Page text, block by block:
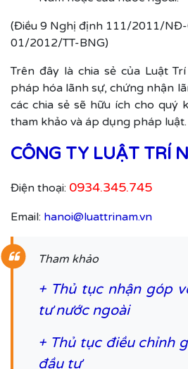
(Điều 9 Nghị định 111/2011/NĐ-
01/2012/TT-BNG)
Trên đây là chia sẻ của Luật
pháp hóa lãnh sự, chứng nhận
các chia sẻ sẽ hữu ích cho quý
tham khảo và áp dụng pháp luật.
CÔNG TY LUẬT TRÍ
Điện thoại: 0934.345.745
Email: hanoi@luattrinam.vn
Tham khảo
+ Thủ tục nhận góp
tư nước ngoài
+ Thủ tục điều chỉnh
đầu tư